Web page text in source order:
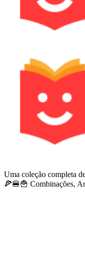
Uma coleção completa
🍕🍔🍟 Combinações,